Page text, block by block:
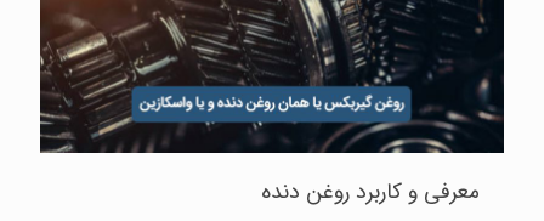
معرفی و کاربرد روغن دنده